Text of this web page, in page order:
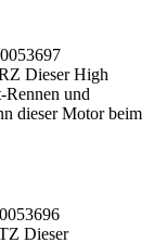
Dieser High
und
dieser Motor beim
Dieser